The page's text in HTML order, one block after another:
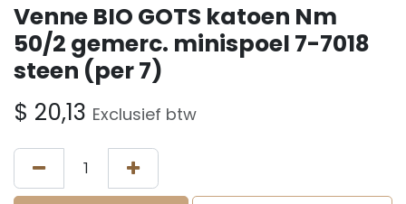
Venne BIO GOTS katoen Nm
50/2 gemerc. minispoel 7-7018
steen (per 7)
$ 20,13 Exclusief btw